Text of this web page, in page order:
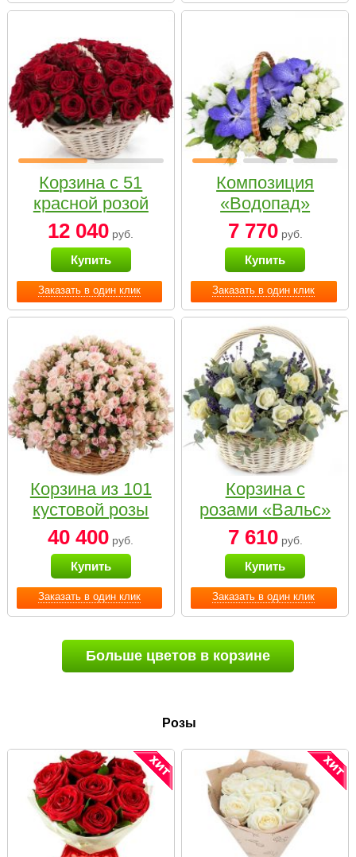
Заказать в один клик
Корзина с 51
красной розой
12 040 руб.
Купить
Заказать в один клик
Композиция
«Водопад»
7 770руб.
Купить
Заказать в один клик
Корзина из 101
кустовой розы
нежных тонов
40 400 руб.
Купить
Заказать в один клик
Корзина с
розами «Вальс»
7 610руб.
Купить
Больше цветов в корзине
Розы